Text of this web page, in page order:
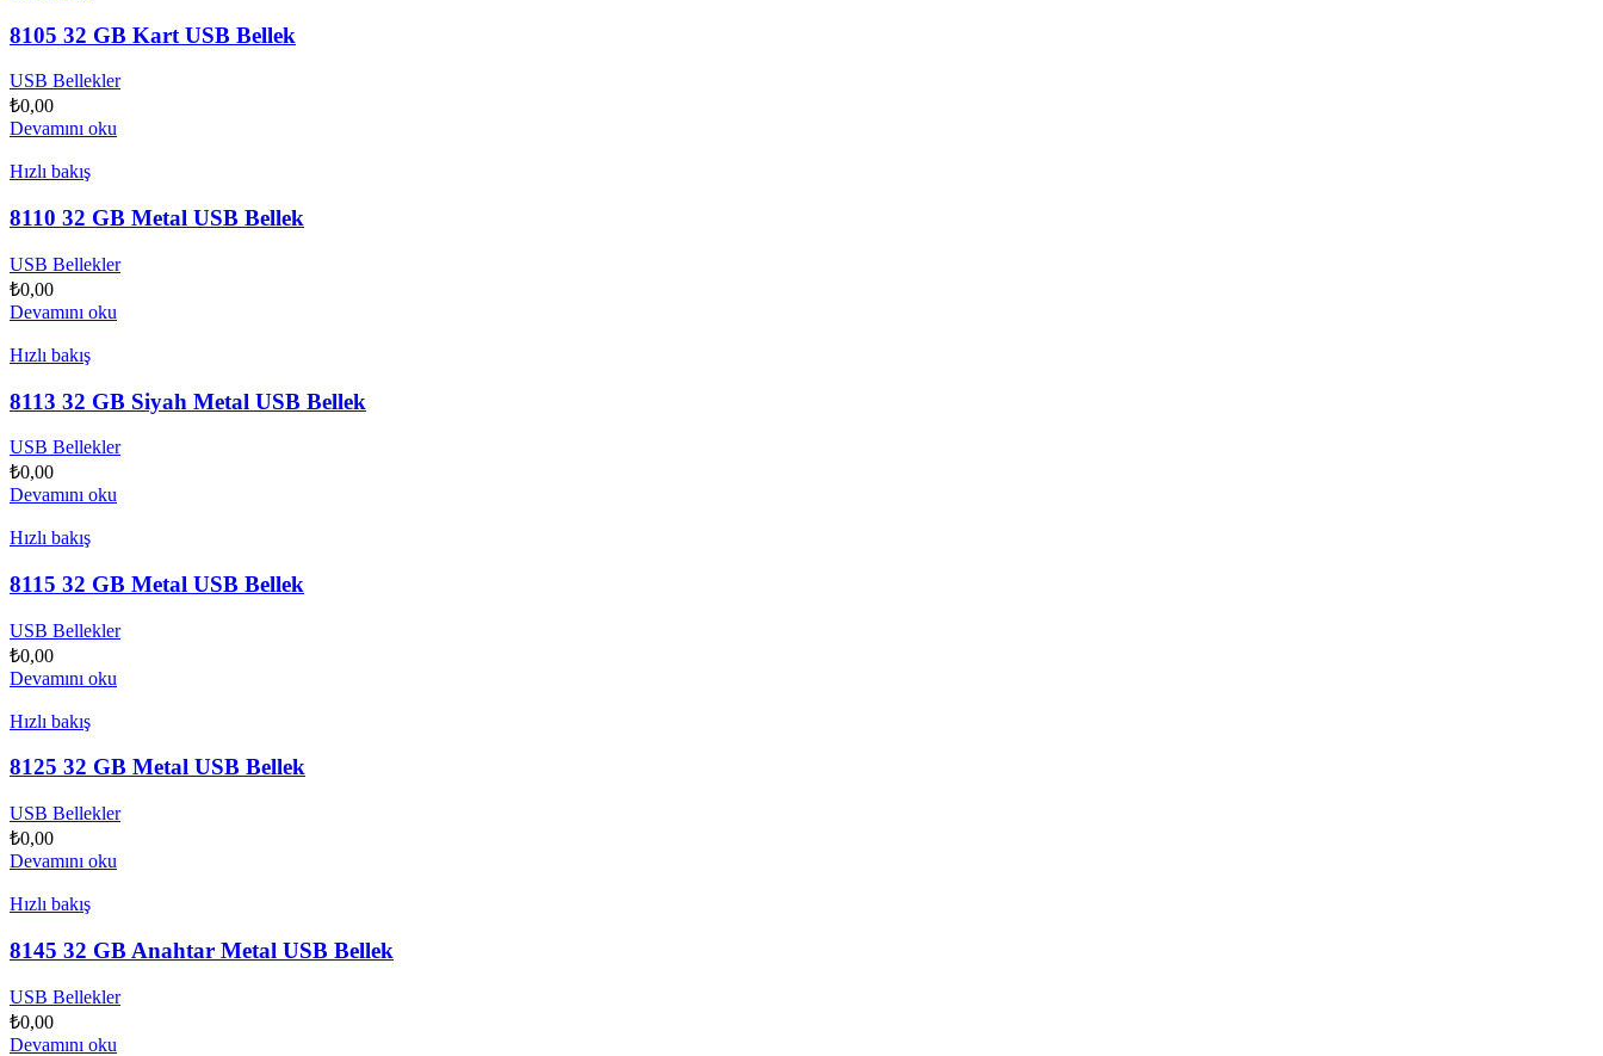
8105 32 GB Kart USB Bellek
USB Bellekler
₺0,00
Devamını oku
Hızlı bakış
8110 32 GB Metal USB Bellek
USB Bellekler
₺0,00
Devamını oku
Hızlı bakış
8113 32 GB Siyah Metal USB Bellek
USB Bellekler
₺0,00
Devamını oku
Hızlı bakış
8115 32 GB Metal USB Bellek
USB Bellekler
₺0,00
Devamını oku
Hızlı bakış
8125 32 GB Metal USB Bellek
USB Bellekler
₺0,00
Devamını oku
Hızlı bakış
8145 32 GB Anahtar Metal USB Bellek
USB Bellekler
₺0,00
Devamını oku